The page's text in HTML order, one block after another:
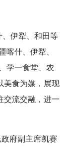
伊犁、和田等
什、伊犁、
学一食堂、农
美食为媒，展现
交流交融，进一
府副主席凯赛